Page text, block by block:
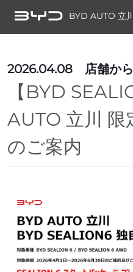
BYD AUTO 立川
2026.04.08 店舗か
【BYD
AUTO 立川 限
のご案内